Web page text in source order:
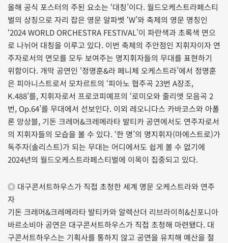
올해 공식 포스터의 주된 요소는 ‘대칭’이다. 월드오케스트라페스티
벌의 상징으로 자리 잡은 영문 알파벳 ‘W’와 축제의 영문 명칭인
‘2024 WORLD ORCHESTRA FESTIVAL’이 파란색과 초록색 면으
로 나뉘어 대칭을 이루고 있다. 이번 축제의 주안점인 지휘자이자 연
주자로서의 면모를 모두 보여주는 명지휘자들의 무대를 표현하기
위함이다. 개막 공연인 ‘정명훈&라 페니체 오케스트라’에서 정명훈
은 피아니스트로서 모차르트의 ‘피아노 협주곡 23번 A장조,
K.488’를, 지휘자로서 프로코피예프의 ‘로미오와 줄리엣 모음곡 2
번, Op.64’를 무대에서 선보인다. 이외 레오니다스 카바코스와 아폴
론 앙상블, 기돈 크레머&크레메라타 발티카 공연에서도 연주자로서
의 지휘자들의 모습을 볼 수 있다. ‘한 명’의 명지휘자(마에스트로)가
독주자(솔리스트)가 되는 무대는 어디에서도 쉽게 볼 수 없기에
2024년의 월드오케스트라페스티벌에 이목이 집중되고 있다.
◎ 대구콘서트하우스가 직접 초청한 세계 명문 오케스트라와 연주
자
기돈 크레머&크레메라타 발티카와 알렉산더 리브라이히&신포니아
바르소비아 공연은 대구콘서트하우스가 직접 초청해 마련됐다. 대
구콘서트하우스는 기획사를 통하지 않고 공연을 유치해 예산을 절